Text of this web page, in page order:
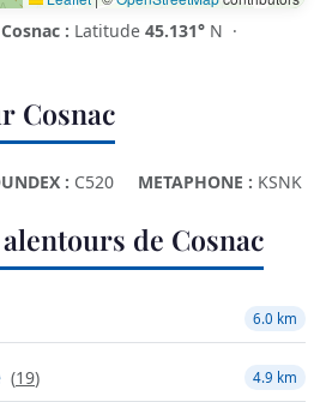
: Latitude 45.131° N ·
Cosnac
: C520 METAPHONE : KSNK
de Cosnac
6.0 km
(19) 4.9 km